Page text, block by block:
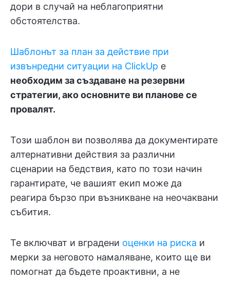
дори в случай на неблагоприятни
обстоятелства.
Шаблонът за план за действие при
извънредни ситуации на ClickUp е
необходим за създаване на резервни
стратегии, ако основните ви планове се
провалят.
Този шаблон ви позволява да документирате
алтернативни действия за различни
сценарии на бедствия, като по този начин
гарантирате, че вашият екип може да
реагира бързо при възникване на неочаквани
събития.
Те включват и вградени оценки на риска и
мерки за неговото намаляване, които ще ви
помогнат да бъдете проактивни, а не